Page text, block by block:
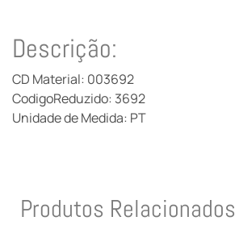
Descrição:
CD Material: 003692
CodigoReduzido: 3692
Unidade de Medida: PT
Produtos Relacionados